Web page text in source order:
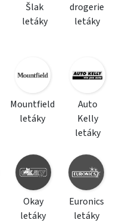
Šlak
letáky
drogerie
letáky
Mountfield
letáky
Auto
Kelly
letáky
Okay
letáky
Euronics
letáky